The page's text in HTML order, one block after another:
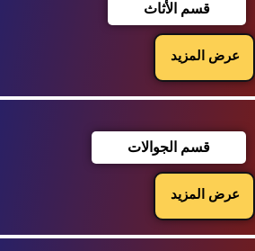
قسم الأثاث
عرض المزيد
قسم الجوالات
عرض المزيد